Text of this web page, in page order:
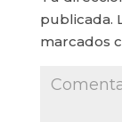
publicada.
marcados